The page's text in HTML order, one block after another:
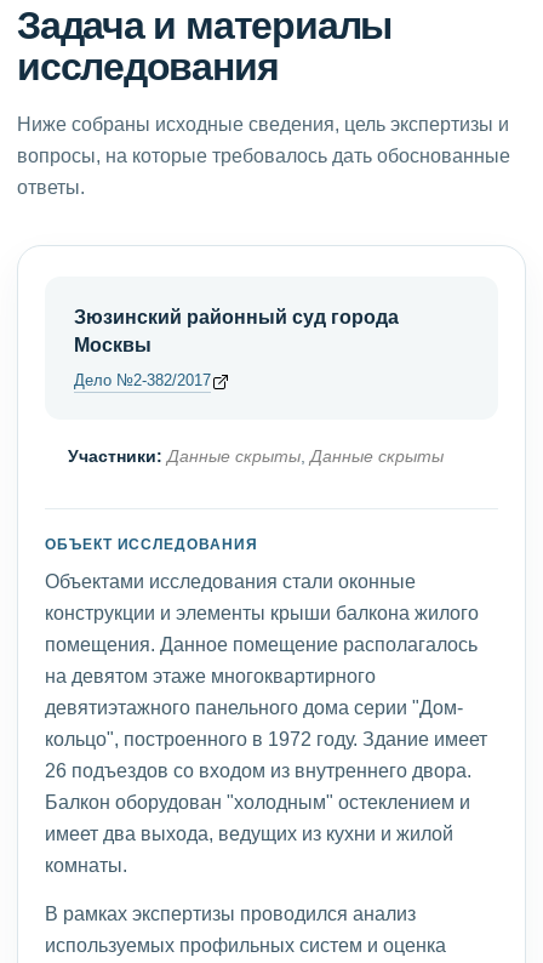
Задача и материалы
исследования
Ниже собраны исходные сведения, цель экспертизы и
вопросы, на которые требовалось дать обоснованные
ответы.
Зюзинский районный суд города
Москвы
Дело №2-382/2017
Участники: Данные скрыты,Данные скрыты
ОБЪЕКТ ИССЛЕДОВАНИЯ
Объектами исследования стали оконные
конструкции и элементы крыши балкона жилого
помещения. Данное помещение располагалось
на девятом этаже многоквартирного
девятиэтажного панельного дома серии "Дом-
кольцо", построенного в 1972 году. Здание имеет
26 подъездов со входом из внутреннего двора.
Балкон оборудован "холодным" остеклением и
имеет два выхода, ведущих из кухни и жилой
комнаты.
В рамках экспертизы проводился анализ
используемых профильных систем и оценка